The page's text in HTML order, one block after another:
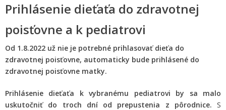
Prihlásenie dieťaťa do zdravotnej
poisťovne a k pediatrovi
Od 1.8.2022 už nie je potrebné prihlasovať dieťa do
zdravotnej poisťovne, automaticky bude prihlásené do
zdravotnej poisťovne matky.
Prihlásenie dieťaťa k vybranému pediatrovi by sa malo
uskutočniť do troch dní od prepustenia z pôrodnice. S